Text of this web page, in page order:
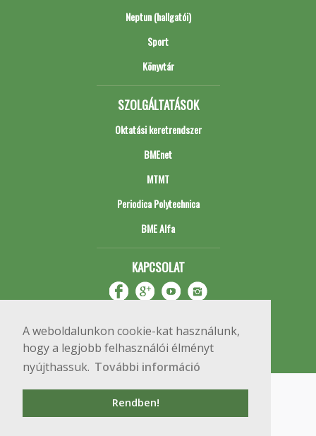
A weboldalunkon cookie-kat használunk,
hogy a legjobb felhasználói élményt
nyújthassuk. További információ
Rendben!
Neptun (hallgatói)
Sport
Könyvtár
SZOLGÁLTATÁSOK
Oktatási keretrendszer
BMEnet
MTMT
Periodica Polytechnica
BME Alfa
KAPCSOLAT
Copyright © 2020 BME Építőmérnöki Kar
1111 Budapest, Műegyetem rkp. 3.